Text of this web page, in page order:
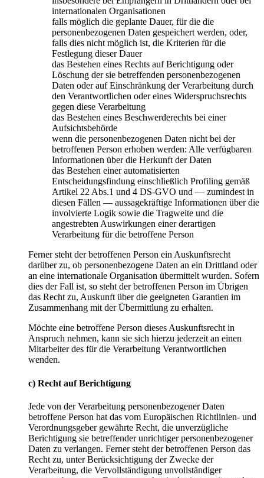
internationalen Organisationen
falls möglich die geplante Dauer, für die die
personenbezogenen Daten gespeichert werden, oder,
falls dies nicht möglich ist, die Kriterien für die
Festlegung dieser Dauer
das Bestehen eines Rechts auf Berichtigung oder
Löschung der sie betreffenden personenbezogenen
Daten oder auf Einschränkung der Verarbeitung durch
den Verantwortlichen oder eines Widerspruchsrechts
gegen diese Verarbeitung
das Bestehen eines Beschwerderechts bei einer
Aufsichtsbehörde
wenn die personenbezogenen Daten nicht bei der
betroffenen Person erhoben werden: Alle verfügbaren
Informationen über die Herkunft der Daten
das Bestehen einer automatisierten
Entscheidungsfindung einschließlich Profiling gemäß
Artikel 22 Abs.1 und 4 DS-GVO und — zumindest in
diesen Fällen — aussagekräftige Informationen über die
involvierte Logik sowie die Tragweite und die
angestrebten Auswirkungen einer derartigen
Verarbeitung für die betroffene Person
Ferner steht der betroffenen Person ein Auskunftsrecht
darüber zu, ob personenbezogene Daten an ein Drittland oder
an eine internationale Organisation übermittelt wurden. Sofern
dies der Fall ist, so steht der betroffenen Person im Übrigen
das Recht zu, Auskunft über die geeigneten Garantien im
Zusammenhang mit der Übermittlung zu erhalten.
Möchte eine betroffene Person dieses Auskunftsrecht in
Anspruch nehmen, kann sie sich hierzu jederzeit an einen
Mitarbeiter des für die Verarbeitung Verantwortlichen
wenden.
c) Recht auf Berichtigung
Jede von der Verarbeitung personenbezogener Daten
betroffene Person hat das vom Europäischen Richtlinien- und
Verordnungsgeber gewährte Recht, die unverzügliche
Berichtigung sie betreffender unrichtiger personenbezogener
Daten zu verlangen. Ferner steht der betroffenen Person das
Recht zu, unter Berücksichtigung der Zwecke der
Verarbeitung, die Vervollständigung unvollständiger